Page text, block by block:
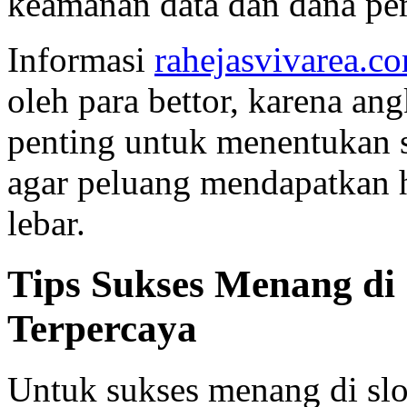
Informasi
oleh para bettor, karena
penting untuk menentukan
agar peluang
lebar.
Tips Sukses Menang
Terpercaya
Untuk sukses menang di